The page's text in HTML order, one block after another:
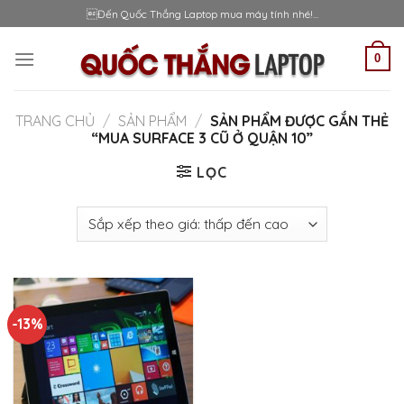
to
content
Đến Quốc Thắng Laptop mua máy tính nhé!...
0
TRANG CHỦ / SẢN PHẨM / SẢN PHẨM ĐƯỢC GẮN THẺ
“MUA SURFACE 3 CŨ Ở QUẬN 10”
LỌC
-13%